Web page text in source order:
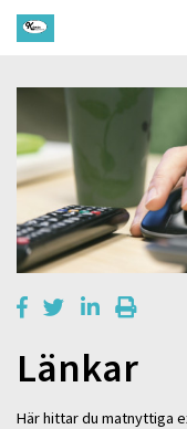
Länkar
Här hittar du matnyttiga